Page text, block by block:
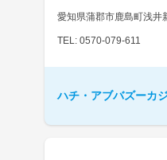
愛知県蒲郡市鹿島町浅井
TEL: 0570-079-611
ハチ・アブバズーカ